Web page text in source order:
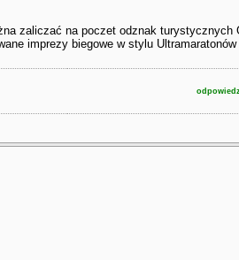
zaliczać na poczet odznak turystycznych
imprezy biegowe w stylu